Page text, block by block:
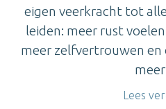
eigen veerkracht tot
leiden: meer rust
meer zelfvertrouwen en
meer
Lees